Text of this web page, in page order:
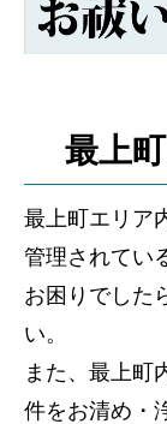
最上
最上町エリア
管理されてい
お困りでした
い。
また、最上町
件をお清め・